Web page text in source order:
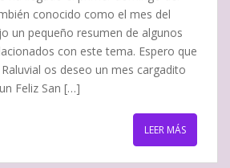
conocido como el mes del
un pequeño resumen de algunos
con este tema. Espero que
os deseo un mes cargadito
Feliz San […]
LEER MÁS